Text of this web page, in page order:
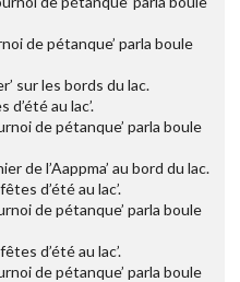
de pétanque’ parla boule
sur les bords du lac.
au lac’.
de pétanque’ parla boule
de l’Aappma’ au bord du lac.
d’été au lac’.
de pétanque’ parla boule
d’été au lac’.
de pétanque’ parla boule